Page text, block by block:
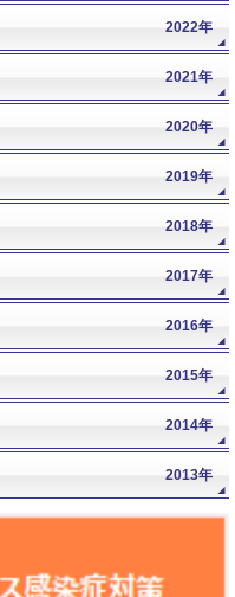
2022年
2021年
2020年
2019年
2018年
2017年
2016年
2015年
2014年
2013年